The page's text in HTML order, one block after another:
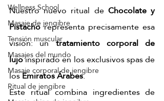
Wellness School
Masaje de jengibre
Tensión muscular
Masajes del mundo
Masaje corporal de jengibre
Ritual de jengibre
Nuestro nuevo ritual de Chocolate y
Pistacho representa precisamente esa
visión: un tratamiento corporal de
lujo inspirado en los exclusivos spas de
los Emiratos Árabes.
Este ritual combina ingredientes de